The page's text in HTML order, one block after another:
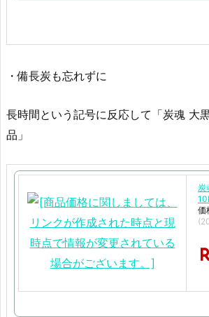
・備長炭も忘れずに
長時間という記号に反応して「炭魂 大
品」
炭
価